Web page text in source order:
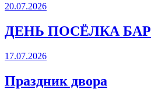
20.07.2026
ДЕНЬ ПОСЁЛКА
17.07.2026
Праздник двора